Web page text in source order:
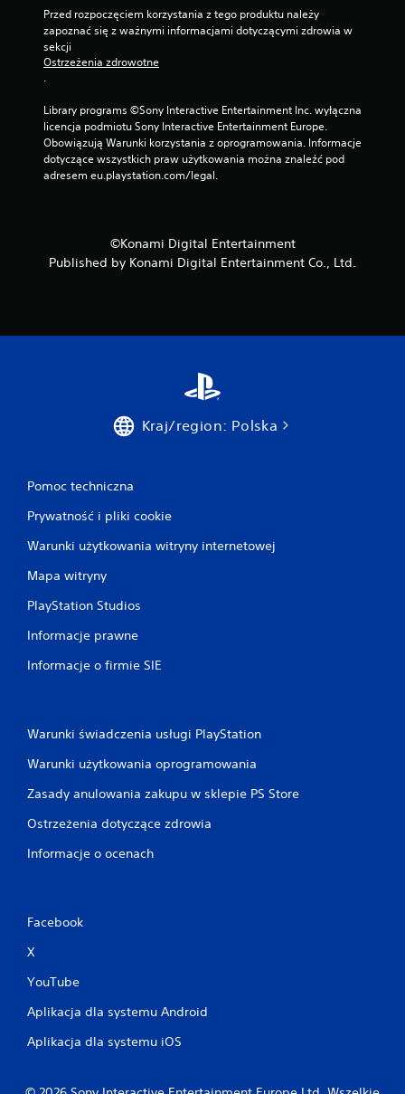
a
d
t
o
w
e
g
o
o
w
e
w
b
r
a
c
i
k
r
l
e
a
o
b
z
ą
Przed rozpoczęciem korzystania z tego produktu należy
zapoznać się z ważnymi informacjami dotyczącymi zdrowia w
sekcji
Ostrzeżenia zdrowotne
.
Library programs ©Sony Interactive Entertainment Inc. wyłączna
licencja podmiotu Sony Interactive Entertainment Europe.
Obowiązują Warunki korzystania z oprogramowania. Informacje
dotyczące wszystkich praw użytkowania można znaleźć pod
adresem eu.playstation.com/legal.
©Konami Digital Entertainment
Published by Konami Digital Entertainment Co., Ltd.
Kraj/region: Polska
Pomoc techniczna
Prywatność i pliki cookie
Warunki użytkowania witryny internetowej
Mapa witryny
PlayStation Studios
Informacje prawne
Informacje o firmie SIE
Warunki świadczenia usługi PlayStation
Warunki użytkowania oprogramowania
Zasady anulowania zakupu w sklepie PS Store
Ostrzeżenia dotyczące zdrowia
Informacje o ocenach
Facebook
X
YouTube
Aplikacja dla systemu Android
Aplikacja dla systemu iOS